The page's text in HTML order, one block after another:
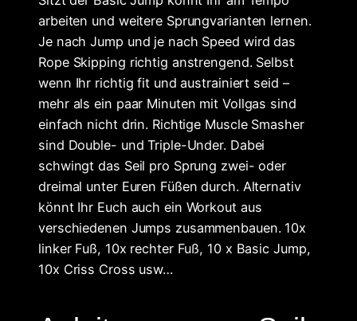
arbeiten und weitere Sprungvarianten lernen.
Je nach Jump und je nach Speed wird das
Rope Skipping richtig anstrengend. Selbst
wenn Ihr richtig fit und austrainiert seid –
mehr als ein paar Minuten mit Vollgas sind
einfach nicht drin. Richtige Muscle Smasher
sind Double- und Triple-Under. Dabei
schwingt das Seil pro Sprung zwei- oder
dreimal unter Euren Füßen durch. Alternativ
könnt Ihr Euch auch ein Workout aus
verschiedenen Jumps zusammenbauen. 10x
linker Fuß, 10x rechter Fuß, 10 x Basic Jump,
10x Criss Cross usw…